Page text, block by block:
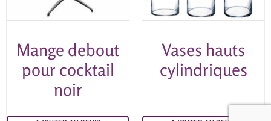
Mange debout
pour cocktail
noir
Vases hauts
cylindriques